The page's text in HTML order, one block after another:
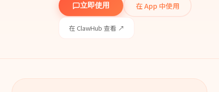
立即使用 在 App 中使用
在 ClawHub 查看 ↗